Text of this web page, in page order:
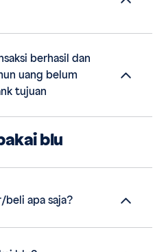
berhasil dan
uang belum
tujuan
blu
beli apa saja?